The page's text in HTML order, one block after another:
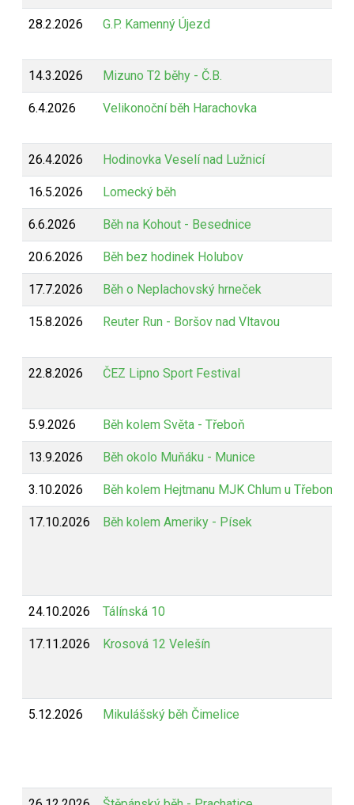
28.2.2026 G.P. Kamenný Újezd
14.3.2026 Mizuno T2 běhy - Č.B.
6.4.2026 Velikonoční běh Harachovka
26.4.2026 Hodinovka Veselí nad Lužnicí
16.5.2026 Lomecký běh
6.6.2026 Běh na Kohout - Besednice
20.6.2026 Běh bez hodinek Holubov
17.7.2026 Běh o Neplachovský hrneček
15.8.2026 Reuter Run - Boršov nad Vltavou
22.8.2026 ČEZ Lipno Sport Festival
5.9.2026 Běh kolem Světa - Třeboň
13.9.2026 Běh okolo Muňáku - Munice
3.10.2026 Běh kolem Hejtmanu MJK Chlum u Třeboně
17.10.2026 Běh kolem Ameriky - Písek
24.10.2026 Tálínská 10
17.11.2026 Krosová 12 Velešín
5.12.2026 Mikulášský běh Čimelice